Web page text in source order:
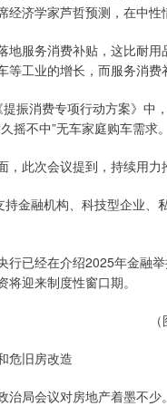
经济学家芦哲预测，在中性
地服务消费补贴，这比耐
等工业的增长，而服务消费
振消费专项行动方案》中
摇不中”无车家庭购车需求
，此次会议提到，持续用力
持金融机构、科技型企业
行已经在介绍2025年金融
迎来制度性窗口期。
危旧房改造
局会议对房地产着墨不少。